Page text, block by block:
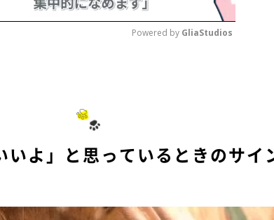
Powered by GliaStudios
いよ」と思っているときのサイ